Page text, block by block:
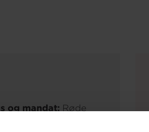
og mandat: Røde
konventionerne